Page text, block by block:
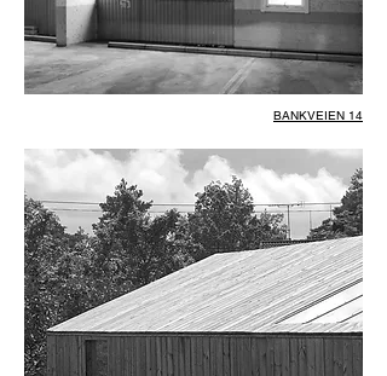
BANKVEIEN 14